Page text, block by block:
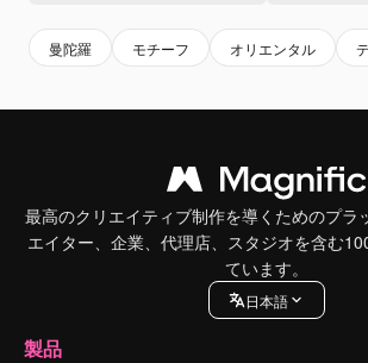
曼陀羅 モチーフ オリエンタル
最高のクリエイティブ制作を導くためのプラ
エイター、企業、代理店、スタジオを含む
ています。
日本語
製品